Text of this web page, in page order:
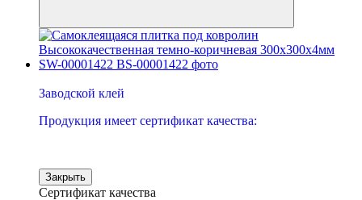
Заводской клей
Продукция имеет сертификат качества:
Закрыть
Сертификат качества